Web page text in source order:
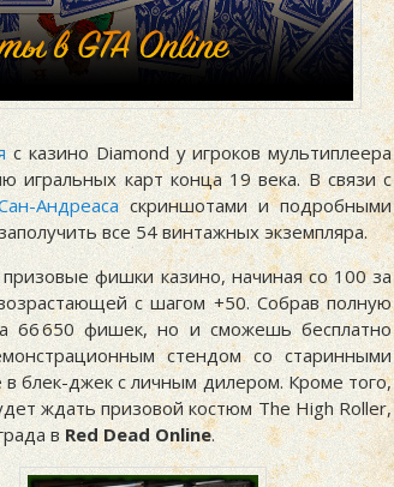
с казино Diamond у игроков мультиплеера
игральных карт конца 19 века. В связи с
Андреасаскриншотами и подробными
все 54 винтажных экземпляра.
фишки казино, начиная со 100 за
с шагом +50. Собрав полную
66 650 фишек, но и сможешь бесплатно
стендом со старинными
в блек-джек с личным дилером. Кроме того,
ждать призовой костюм The High Roller,
в Red Dead Online.